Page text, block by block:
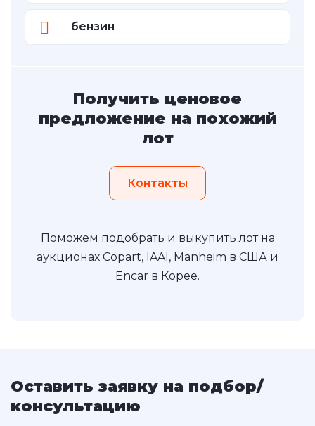
бензин
Получить ценовое
предложение на похожий
лот
Контакты
Поможем подобрать и выкупить лот на
аукционах Copart, IAAI, Manheim в США и
Encar в Корее.
Оставить заявку на подбор/
консультацию